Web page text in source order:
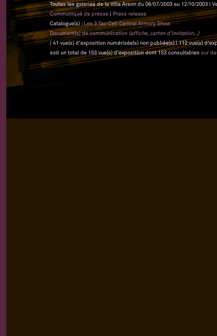
Toutes les galeries de la Villa Arson du 06/07/2003 au 12/10/2003 |
Communiqué de presse | Press release
Catalogue(s) :Lee 3 Tau Ceti Central Armory Show
Document(s) de communication (affiche, carton d'invitation...)
| 41 vue(s) d'exposition numérisée(s) non publiée(s) | 112 vue(s)
soit un total de 153 vue(s) d'exposition dont 153 consultables sur